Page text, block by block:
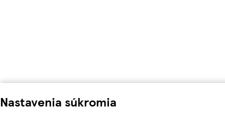
Nastavenia súkromia